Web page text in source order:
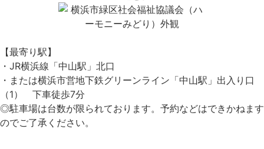
【最寄り駅】
・JR横浜線「中山駅」北口
・または横浜市営地下鉄グリーンライン「中山駅」出入り口
（1） 下車徒歩7分
◎駐車場は台数が限られております。予約などはできかねます
のでご了承ください。